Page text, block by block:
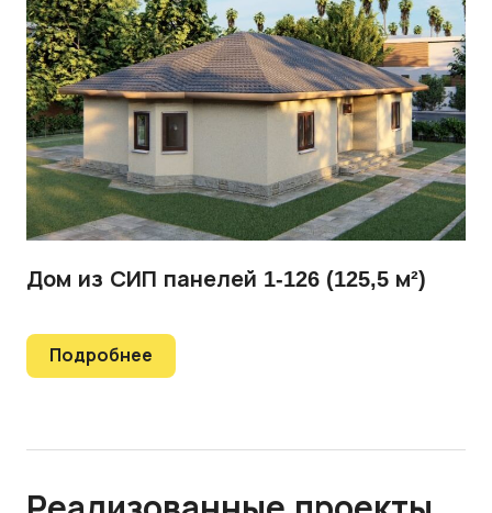
Дом из СИП панелей 1-126 (125,5 м²)
Подробнее